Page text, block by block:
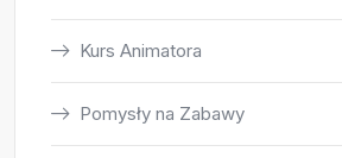
Kurs Animatora
Pomysły na Zabawy